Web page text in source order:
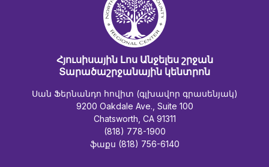
Հյուսիսային Լոս Անջելես շրջան
Տարածաշրջանային կենտրոն
Սան Ֆերնանդո հովիտ (գլխավոր գրասենյակ)
9200 Oakdale Ave., Suite 100
Chatsworth, CA 91311
(818) 778-1900
ֆաքս (818) 756-6140